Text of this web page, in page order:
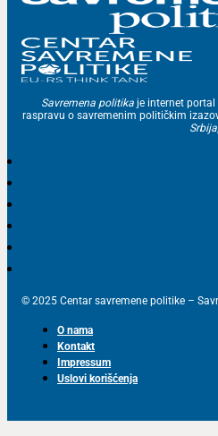
Savremena politika je internet
raspravu o savremenim političkim
Srbija
© 2025 Centar savremene politike –
O nama
Kontakt
Impressum
Uslovi korišćenja